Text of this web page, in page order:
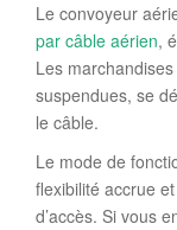
Le convoyeur
par câble aérien,
Les
suspendues, se
le câble.
Le mode de
flexibilité accrue
d’accès. Si vous